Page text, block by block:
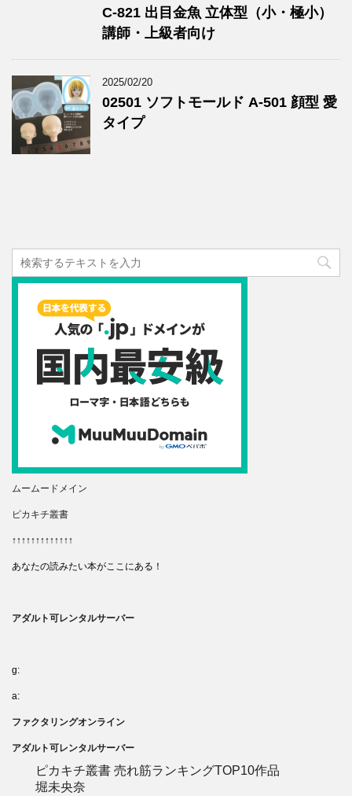
C-821 出目金魚 立体型（小・極小）
講師・上級者向け
2025/02/20
02501 ソフトモールド A-501 顔型 愛
タイプ
ムームードメイン
ピカキチ叢書
↑↑↑↑↑↑↑↑↑↑↑↑↑
あなたの読みたい本がここにある！
アダルト可レンタルサーバー
g:
a:
ファクタリングオンライン
アダルト可レンタルサーバー
ピカキチ叢書 売れ筋ランキングTOP10作品
堀未央奈